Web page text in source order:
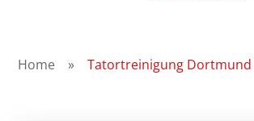
Home » Tatortreinigung Dortmund